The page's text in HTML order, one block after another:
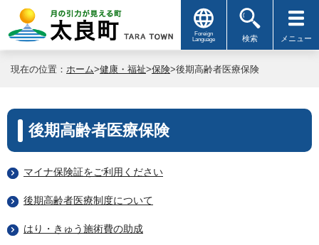
Foreign
Language
検索 メニュー
現在の位置： ホーム>健康・福祉>保険>後期高齢者医療保険
後期高齢者医療保険
マイナ保険証をご利用ください
後期高齢者医療制度について
はり・きゅう施術費の助成